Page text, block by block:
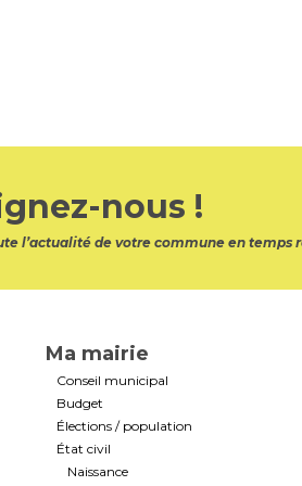
nous !
l’actualité de votre commune en temps
Ma mairie
Conseil municipal
Budget
Élections / population
État civil
Naissance